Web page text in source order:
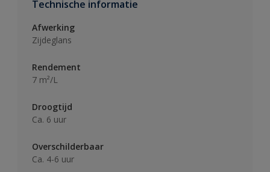
Technische informatie
Afwerking
Zijdeglans
Rendement
7 m²/L
Droogtijd
Ca. 6 uur
Overschilderbaar
Ca. 4-6 uur